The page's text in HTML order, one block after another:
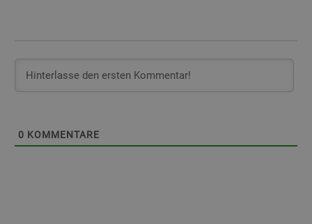
0 KOMMENTARE